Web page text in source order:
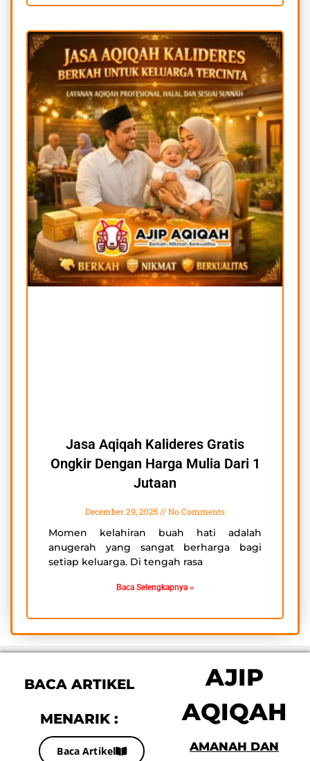
Jasa Aqiqah Kalideres Gratis
Ongkir Dengan Harga Mulia Dari 1
Jutaan
December 29, 2025 No Comments
Momen kelahiran buah hati adalah
anugerah yang sangat berharga bagi
setiap keluarga. Di tengah rasa
Baca Selengkapnya »
AJIP
AQIQAH
AMANAH DAN
BACA ARTIKEL
MENARIK :
Baca Artikel